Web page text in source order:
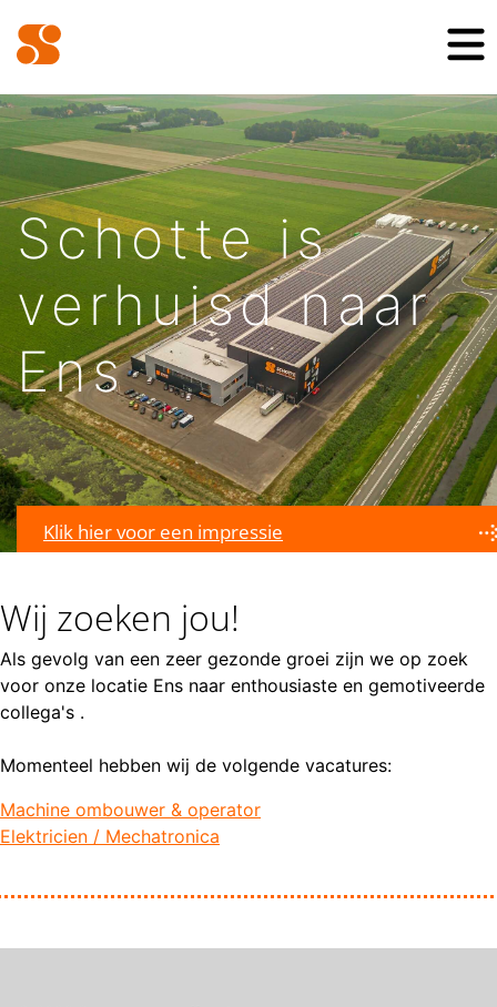
Schotte is
verhuisd naar
Ens
Klik hier voor een impressie
Wij zoeken jou!
Als gevolg van een zeer gezonde groei zijn we op zoek
voor onze locatie Ens naar enthousiaste en gemotiveerde
collega's .
Momenteel hebben wij de volgende vacatures:
Machine ombouwer & operator
Elektricien / Mechatronica